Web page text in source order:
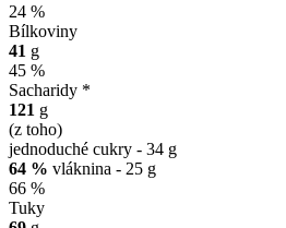
24 %
Bílkoviny
41 g
45 %
Sacharidy *
121 g
(z toho)
jednoduché cukry - 34 g
64 % vláknina - 25 g
66 %
Tuky